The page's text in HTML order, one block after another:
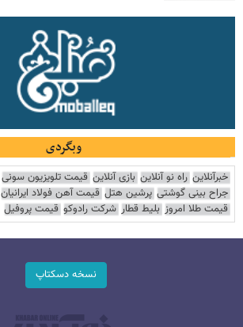
وبگردی
خبرآنلاین راه نو آنلاین بازی آنلاین قیمت تلویزیون سونی
جراح بینی گوشتی پرشین هتل قیمت آهن فولاد ایرانیان
قیمت طلا امروز بلیط قطار شرکت رادوکو قیمت پروفیل
نسخه دسکتاپ